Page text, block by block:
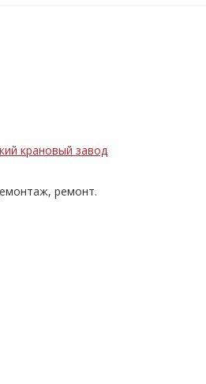
ремонт.